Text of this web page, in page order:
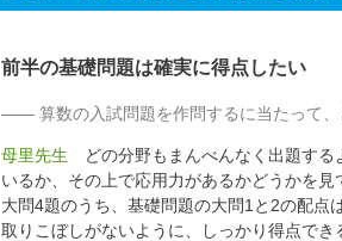
前半の基礎問題は確実に得点したい
算数の入試問題を作問するに当たって
母里先生 どの分野もまんべんなく出題する
いるか、その上で応用力があるかどうかを見
大問4題のうち、基礎問題の大問1と2の配点
取りこぼしがないように、しっかり得点でき